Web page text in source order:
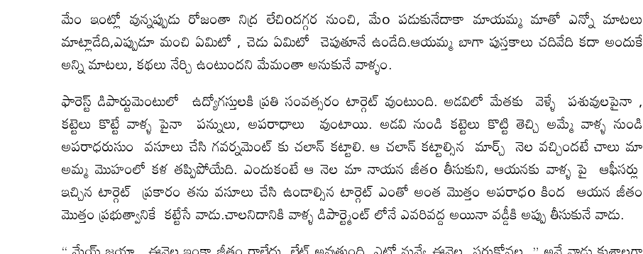
మేం ఇంట్లో వున్నప్పుడు రోజంతా నిద్ర లేచిoదగ్గర నుంచి, మేo పడుకునేదాకా మాయమ్మ మాతో ఎన్నో మాటలు
మాట్లాడేది,ఎప్పుడూ మంచి ఏమిటో , చెడు ఏమిటో చెపుతూనే ఉండేది.ఆయమ్మ బాగా పుస్తకాలు చదివేది కదా అందుకే
అన్ని మాటలు, కథలు నేర్చి ఉంటుందని మేమంతా అనుకునే వాళ్ళం.
ఫారెస్ట్ డిపార్టుమెంటులో ఉద్యోగస్తులకి ప్రతి సంవత్సరం టార్గెట్ వుంటుంది. అడవిలో మేతకు వెళ్ళే పశువులపైనా ,
కట్టెలు కొట్టే వాళ్ళ పైనా పన్నులు, అపరాధాలు వుంటాయి. అడవి నుండి కట్టెలు కొట్టి తెచ్చి అమ్మే వాళ్ళ నుండి
అపరాధరుసుం వసూలు చేసి గవర్నమెంట్ కు చలాన్ కట్టాలి. ఆ చలాన్ కట్టాల్సిన మార్చ్ నెల వచ్చిందటే చాలు మా
అమ్మ మొహంలో కళ తప్పిపోయేది. ఎందుకంటే ఆ నెల మా నాయన జీతo తీసుకుని, ఆయనకు వాళ్ళ పై ఆఫీసర్లు
ఇచ్చిన టార్గెట్ ప్రకారం తను వసూలు చేసి ఉండాల్సిన టార్గెట్ ఎంతో అంత మొత్తం అపరాధo కింద ఆయన జీతం
మొత్తం ప్రభుత్వానికే కట్టేసే వాడు.చాలనిదానికి వాళ్ళ డిపార్ట్మెంట్ లోనే ఎవరివద్ద అయినా వడ్డీకి అప్పు తీసుకునే వాడు.